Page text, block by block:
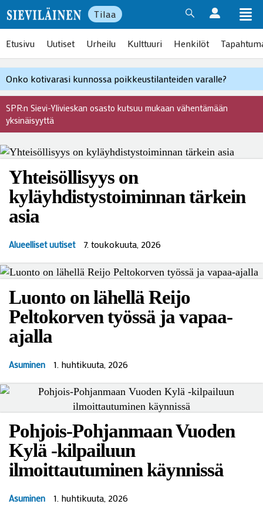
Tilaa
Etusivu Uutiset Urheilu Kulttuuri Henkilöt
Onko kotivarasi kunnossa poikkeustilanteiden varalle?
SPR:n Sievi-Ylivieskan osasto kutsuu mukaan vähentämään
yksinäisyyttä
Yhteisöllisyys on
kyläyhdistystoiminnan tärkein
asia
Alueelliset uutiset 7. toukokuuta, 2026
Luonto on lähellä Reijo
Peltokorven työssä ja vapaa-
ajalla
Asuminen 1. huhtikuuta, 2026
Pohjois-Pohjanmaan Vuoden
Kylä -kilpailuun
ilmoittautuminen käynnissä
Asuminen 1. huhtikuuta, 2026